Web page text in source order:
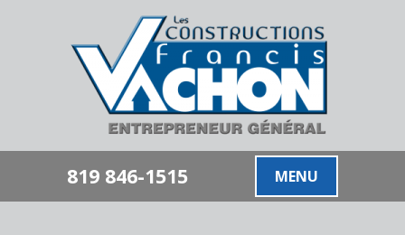
819 846-1515 MENU